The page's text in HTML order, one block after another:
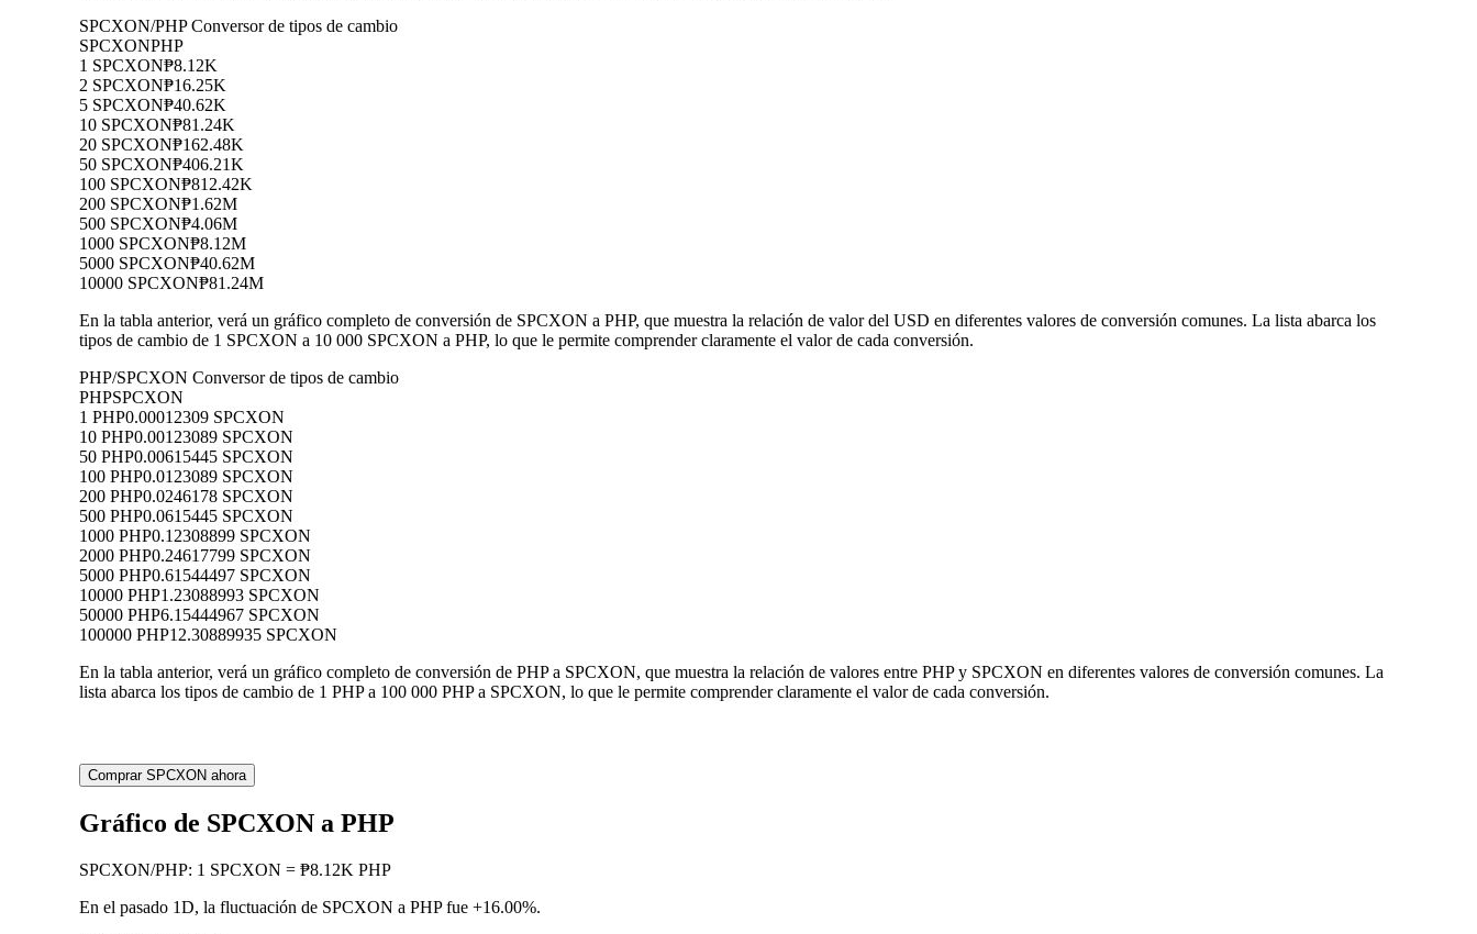
SPCXON/PHP Conversor de tipos de cambio
SPCXONPHP
1 SPCXON₱8.12K
2 SPCXON₱16.25K
5 SPCXON₱40.62K
10 SPCXON₱81.24K
20 SPCXON₱162.48K
50 SPCXON₱406.21K
100 SPCXON₱812.42K
200 SPCXON₱1.62M
500 SPCXON₱4.06M
1000 SPCXON₱8.12M
5000 SPCXON₱40.62M
10000 SPCXON₱81.24M
En la tabla anterior, verá un gráfico completo de conversión de SPCXON a PHP, que muestra la relación de valor del USD en diferentes valores de conversión comunes. La lista abarca los
tipos de cambio de 1 SPCXON a 10 000 SPCXON a PHP, lo que le permite comprender claramente el valor de cada conversión.
PHP/SPCXON Conversor de tipos de cambio
PHPSPCXON
1 PHP0.00012309 SPCXON
10 PHP0.00123089 SPCXON
50 PHP0.00615445 SPCXON
100 PHP0.0123089 SPCXON
200 PHP0.0246178 SPCXON
500 PHP0.0615445 SPCXON
1000 PHP0.12308899 SPCXON
2000 PHP0.24617799 SPCXON
5000 PHP0.61544497 SPCXON
10000 PHP1.23088993 SPCXON
50000 PHP6.15444967 SPCXON
100000 PHP12.30889935 SPCXON
En la tabla anterior, verá un gráfico completo de conversión de PHP a SPCXON, que muestra la relación de valores entre PHP y SPCXON en diferentes valores de conversión comunes. La
lista abarca los tipos de cambio de 1 PHP a 100 000 PHP a SPCXON, lo que le permite comprender claramente el valor de cada conversión.
Comprar SPCXON ahora
Gráfico de SPCXON a PHP
SPCXON/PHP: 1 SPCXON = ₱8.12K PHP
En el pasado 1D, la fluctuación de SPCXON a PHP fue +16.00%.